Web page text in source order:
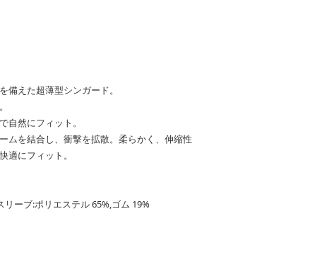
備えた超薄型シンガード。
自然にフィット。
ムを結合し、衝撃を拡散。柔らかく、伸縮性
適にフィット。
ーブ:ポリエステル 65%,ゴム 19%